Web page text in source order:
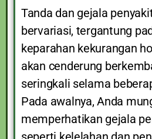
Tanda dan gejala
bervariasi, tergantung
keparahan kekurangan
akan cenderung
seringkali selama
Pada awalnya, Anda
memperhatikan gejala